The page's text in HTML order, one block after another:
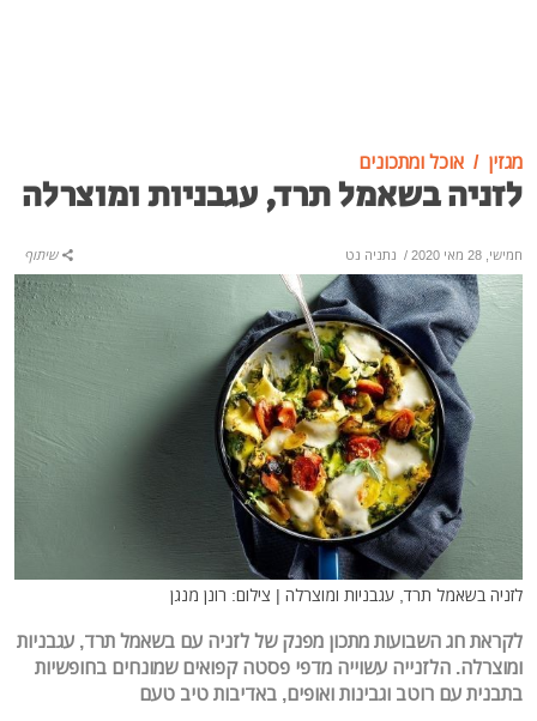
מגזין אוכל ומתכונים
לזניה בשאמל תרד, עגבניות ומוצרלה
חמישי, 28 מאי 2020 / נתניה נט שיתוף
לזניה בשאמל תרד, עגבניות ומוצרלה | צילום: רונן מנגן
לקראת חג השבועות מתכון מפנק של לזניה עם בשאמל תרד, עגבניות
ומוצרלה. הלזנייה עשוייה מדפי פסטה קפואים שמונחים בחופשיות
בתבנית עם רוטב וגבינות ואופים, באדיבות טיב טעם